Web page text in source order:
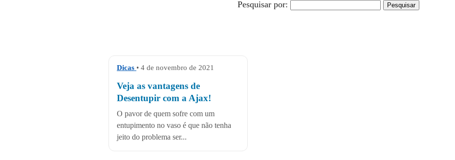
Pesquisar por:
Dicas • 4 de novembro de 2021
Veja as vantagens de
Desentupir com a Ajax!
O pavor de quem sofre com um
entupimento no vaso é que não tenha
jeito do problema ser...